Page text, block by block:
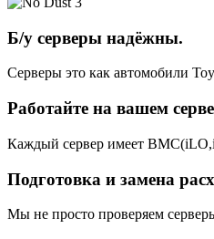
Б/у серверы надёжны.
Серверы это как автомобили
Работайте на вашем
Каждый сервер имеет
Подготовка и замена
Мы не просто проверяем